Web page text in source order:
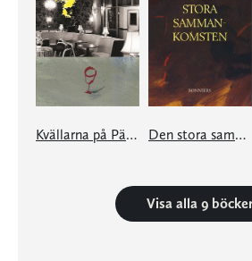
Kvällarna på Pärlan Den stora sammankomsten
Visa alla 9